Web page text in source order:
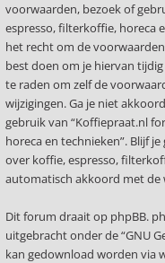
voorwaarden, bezoek of
espresso, filterkoffie, horeca
het recht om de
best doen om je hiervan
te raden om zelf de
wijzigingen. Ga je niet
gebruik van “Koffiepraat.nl
horeca en technieken”. Blijf
over koffie, espresso,
automatisch akkoord met de
Dit forum draait op phpBB.
uitgebracht onder de “GNU
kan gedownload worden via